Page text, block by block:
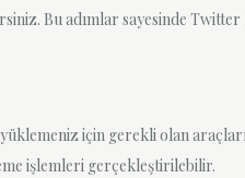
Bu adımlar sayesinde Twitter
için gerekli olan
işlemleri gerçekleştirilebilir.